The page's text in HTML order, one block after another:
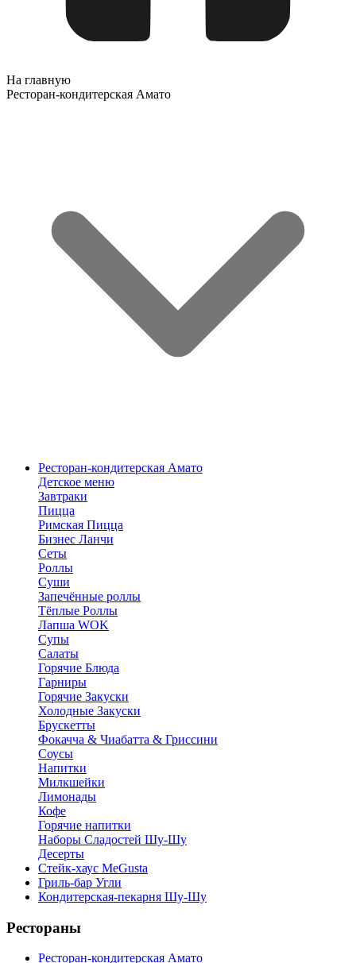
На главную
Ресторан-кондитерская Амато
Ресторан-кондитерская Амато
Детское меню
Завтраки
Пицца
Римская Пицца
Бизнес Ланчи
Сеты
Роллы
Суши
Запечённые роллы
Тёплые Роллы
Лапша WOK
Супы
Салаты
Горячие Блюда
Гарниры
Горячие Закуски
Холодные Закуски
Брускетты
Фокачча & Чиабатта & Гриссини
Соусы
Напитки
Милкшейки
Лимонады
Кофе
Горячие напитки
Наборы Сладостей Шу-Шу
Десерты
Стейк-хаус MeGusta
Гриль-бар Угли
Кондитерская-пекарня Шу-Шу
Рестораны
Ресторан-кондитерская Амато